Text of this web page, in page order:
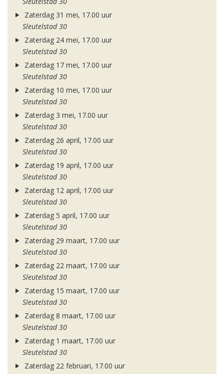
Zaterdag 31 mei, 17.00 uur
Sleutelstad 30
Zaterdag 24 mei, 17.00 uur
Sleutelstad 30
Zaterdag 17 mei, 17.00 uur
Sleutelstad 30
Zaterdag 10 mei, 17.00 uur
Sleutelstad 30
Zaterdag 3 mei, 17.00 uur
Sleutelstad 30
Zaterdag 26 april, 17.00 uur
Sleutelstad 30
Zaterdag 19 april, 17.00 uur
Sleutelstad 30
Zaterdag 12 april, 17.00 uur
Sleutelstad 30
Zaterdag 5 april, 17.00 uur
Sleutelstad 30
Zaterdag 29 maart, 17.00 uur
Sleutelstad 30
Zaterdag 22 maart, 17.00 uur
Sleutelstad 30
Zaterdag 15 maart, 17.00 uur
Sleutelstad 30
Zaterdag 8 maart, 17.00 uur
Sleutelstad 30
Zaterdag 1 maart, 17.00 uur
Sleutelstad 30
Zaterdag 22 februari, 17.00 uur